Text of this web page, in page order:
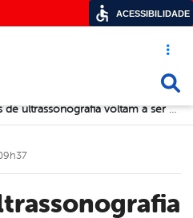
Acesso
Exames de ultrassonografia voltam a ser realizados no antigo Hospital Santa Terezinha
ACESSIBILIDADE